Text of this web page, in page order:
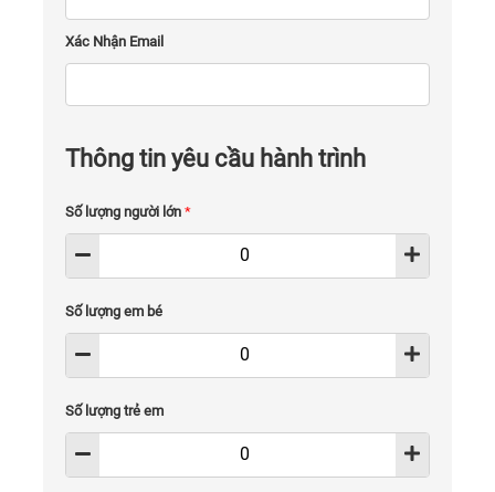
Xác Nhận Email
Thông tin yêu cầu hành trình
Số lượng người lớn *
Số lượng em bé
Số lượng trẻ em